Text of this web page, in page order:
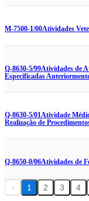
M-7500-1/00Atividades
Q-8630-5/99Atividades de
Especificadas
Q-8630-5/01Atividade
Realização de
Q-8650-0/06Atividades de
‹ 1 2 3 4